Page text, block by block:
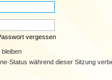
vergessen
bleiben
Status während dieser Sitzung